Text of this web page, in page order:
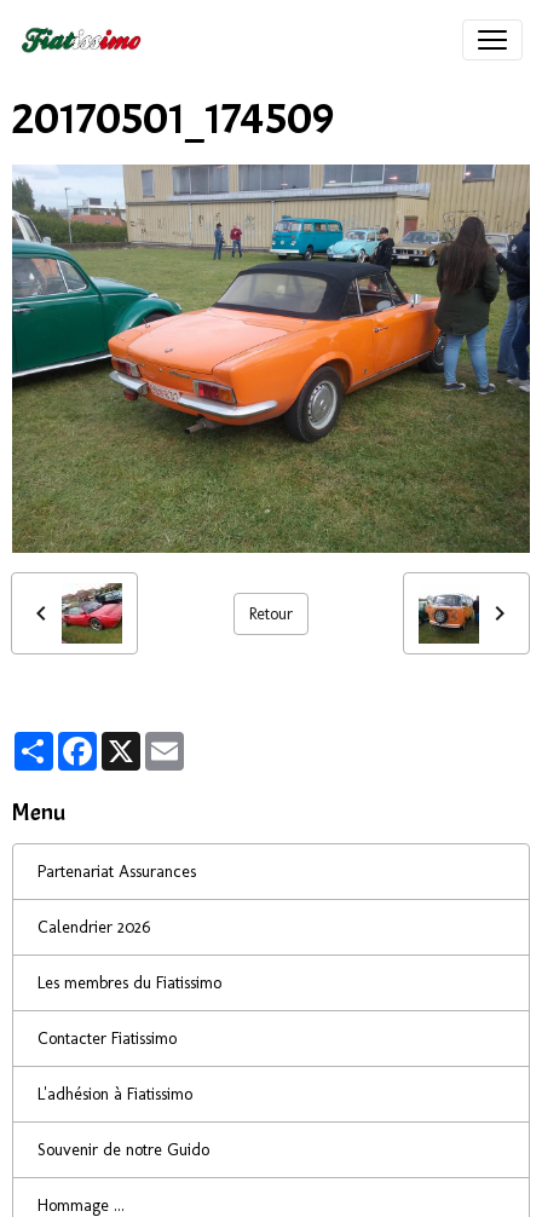
20170501_174509
Retour
PartagerFacebook
X
Menu
Partenariat Assurances
Calendrier 2026
Les membres du Fiatissimo
Contacter Fiatissimo
L'adhésion à Fiatissimo
Souvenir de notre Guido
Hommage ...